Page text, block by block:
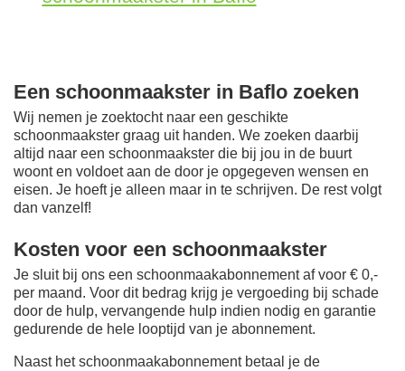
Een schoonmaakster in Baflo zoeken
Wij nemen je zoektocht naar een geschikte
schoonmaakster graag uit handen. We zoeken daarbij
altijd naar een schoonmaakster die bij jou in de buurt
woont en voldoet aan de door je opgegeven wensen en
eisen. Je hoeft je alleen maar in te schrijven. De rest volgt
dan vanzelf!
Kosten voor een schoonmaakster
Je sluit bij ons een schoonmaakabonnement af voor € 0,-
per maand. Voor dit bedrag krijg je vergoeding bij schade
door de hulp, vervangende hulp indien nodig en garantie
gedurende de hele looptijd van je abonnement.
Naast het schoonmaakabonnement betaal je de